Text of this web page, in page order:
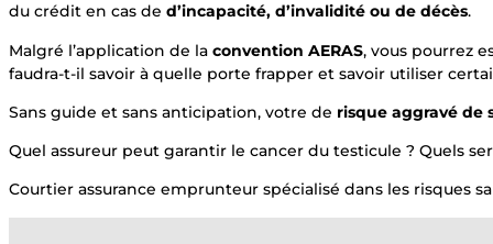
du crédit en cas de d’incapacité, d’invalidité ou de décès.
Malgré l’application de la convention AERAS, vous pourrez
faudra-t-il savoir à quelle porte frapper et savoir utiliser
Sans guide et sans anticipation, votre de risque aggravé de
Quel assureur peut garantir le cancer du testicule ? Quels
Courtier assurance emprunteur spécialisé dans les risques